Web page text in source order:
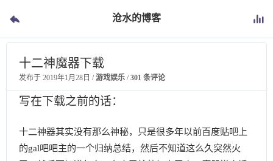
沧水的博客
十二神魔器下载
发布于 2019年1月28日 /游戏娱乐 /301 条评论
写在下载之前的话：
十二神器其实没有那么神秘，只是很多年以前百度贴吧上
的gal吧吧主的一个归纳总结，然后不知道这么久突然火